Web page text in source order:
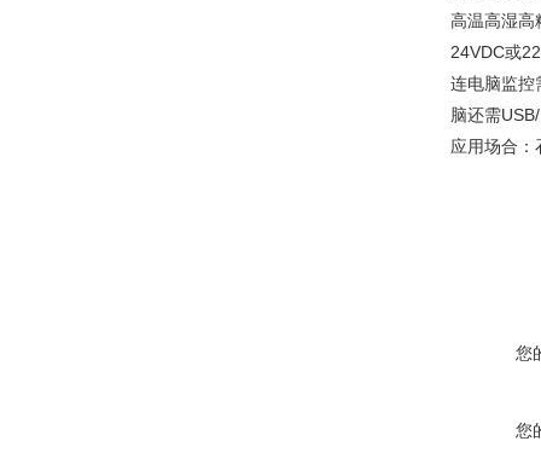
高温高湿高
24VDC或
连电脑监控
脑还需
应用场合：
您
您